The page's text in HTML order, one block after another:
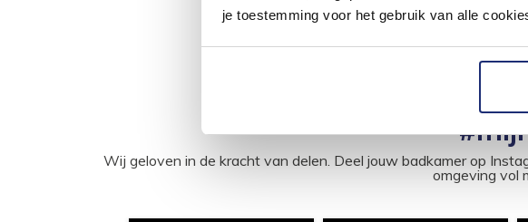
je toestemming voor het gebruik van alle
Wij geloven in de kracht van delen. Deel jouw badkamer op
omgeving vol